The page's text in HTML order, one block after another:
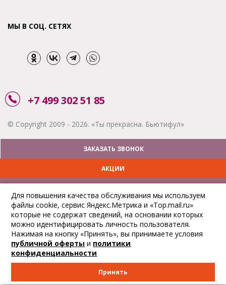
МЫ В СОЦ. СЕТЯХ
+7 499 302 51 85
© Copyright 2009 - 2026. «Ты прекрасна. Бьютифул»
ЗАКАЗАТЬ ЗВОНОК
АКЦИИ
ОПЛАТА
ОТСЛЕДИТЬ ЗАКАЗ
Для повышения качества обслуживания мы используем
файлы cookie, сервис Яндекс.Метрика и «Top.mail.ru»
которые не содержат сведений, на основании которых
можно идентифицировать личность пользователя.
Нажимая на кнопку «Принять», вы принимаете условия
публичной оферты и политики
конфиденциальности
Принять